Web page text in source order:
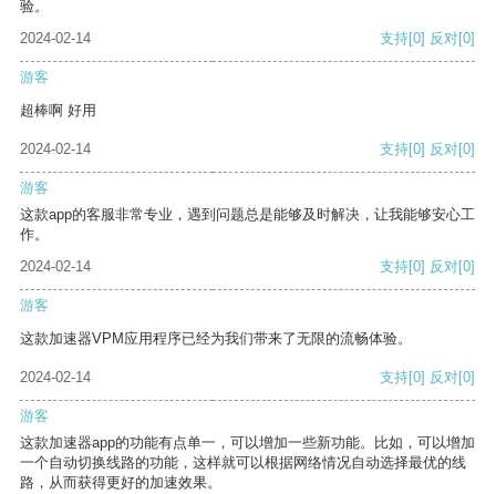
验。
2024-02-14
支持[0] 反对[0]
游客
超棒啊 好用
2024-02-14 支持[0] 反对[0]
游客
这款app的客服非常专业，遇到问题总是能够及时解决，让我能够安心工
作。
2024-02-14
支持[0] 反对[0]
游客
这款加速器VPM应用程序已经为我们带来了无限的流畅体验。
2024-02-14 支持[0] 反对[0]
游客
这款加速器app的功能有点单一，可以增加一些新功能。比如，可以增加
一个自动切换线路的功能，这样就可以根据网络情况自动选择最优的线
路，从而获得更好的加速效果。